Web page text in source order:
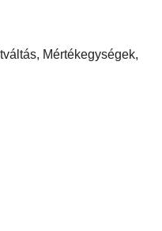
Mértékegységek,